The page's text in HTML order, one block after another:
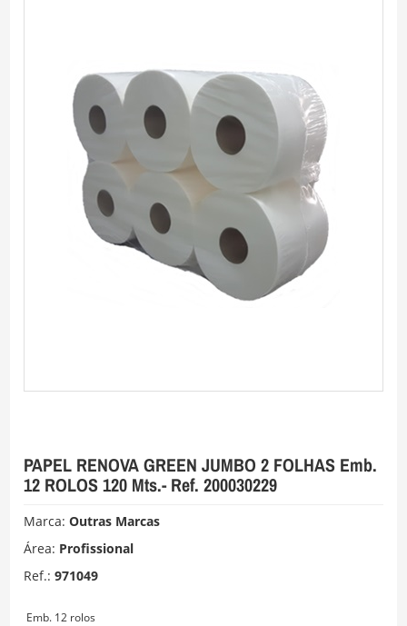
PAPEL RENOVA GREEN JUMBO 2 FOLHAS Emb.
12 ROLOS 120 Mts.- Ref. 200030229
Marca:Outras Marcas
Área: Profissional
Ref.:971049
Emb. 12 rolos